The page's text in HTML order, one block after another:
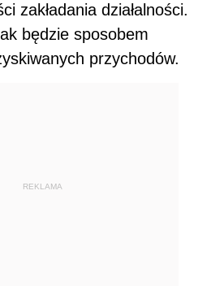
zakładania działalności.
będzie sposobem
przychodów.
REKLAMA